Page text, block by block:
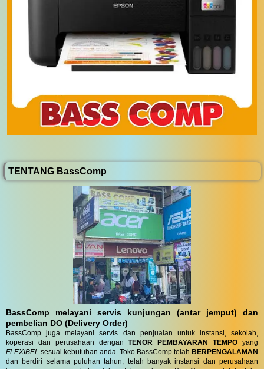
TENTANG BassComp
BassComp melayani servis kunjungan (antar jemput) dan
pembelian DO (Delivery Order)
BassComp juga melayani servis dan penjualan untuk instansi, sekolah,
koperasi dan perusahaan denganTENOR PEMBAYARAN TEMPO yang
FLEXIBEL sesuai kebutuhan anda. Toko BassComp telah BERPENGALAMAN
dan berdiri selama puluhan tahun, telah banyak instansi dan perusahaan